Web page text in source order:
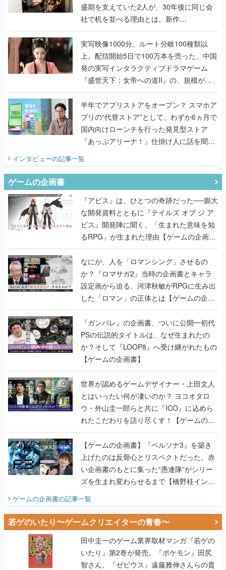
盛期を支えていた2人が、30年後に同じ会
社で机を並べる理由とは。新作
『TATSUJIN EXTREME』で初タッグを組
んだレジェンド2人に訊く開発秘話
実写映像1000分、ルート分岐100種類以
上。配信開始5日で100万本を売った、中国
発の実写インタラクティブドラマゲーム
『盛世天下：女帝への道II』の、規模が違
うこだわりをプロデューサーに聞いた
半年でアプリストアをオープン？ スマホア
プリの“代替ストア”として、わずか6ヵ月で
国内向けローンチを行った発見型ストア
『あっぷアリーナ！』仕掛け人に話を聞い
インタビューの記事一覧
ゲームの企画書
『アビス』は、ひとつの奇跡だった──膨大
な開発資料とともに『テイルズ オブ ジ ア
ビス』開発陣に聞く、「生まれた意味を知
るRPG」が生まれた理由【ゲームの企画
書】
なにが、人を「ロマンシング」させるの
か？『ロマサガ2』当時の企画書とキャラ
設定画から迫る、河津秋敏がRPGに生み出
した「ロマン」の正体とは【ゲームの企画
書】
『ガンパレ』の企画書、ついに公開━初代
PSの伝説的タイトルは、なぜ生まれたの
か？そして『LOOP8』へ受け継がれたもの
【ゲームの企画書】
世界が認めるゲームデザイナー・上田文人
とはいったい何が凄いのか？ ヨコオタロ
ウ・外山圭一郎らと共に『ICO』に込めら
れたこだわりを語り尽くす！【ゲームの企
画書】
【ゲームの企画書】『ペルソナ3』を築き
上げたのは反骨心とリスペクトだった。赤
い企画書のもとに集った“愚連隊”がシリー
ズを生まれ変わらせるまで【橋野桂インタ
ゲームの企画書の記事一覧
若ゲのいたり〜ゲームクリエイターの青春〜
田中圭一のゲーム業界取材マンガ『若ゲの
いたり』第2巻が発売。『ポケモン』田尻
智さん、『ゼビウス』遠藤雅伸さんらの貴